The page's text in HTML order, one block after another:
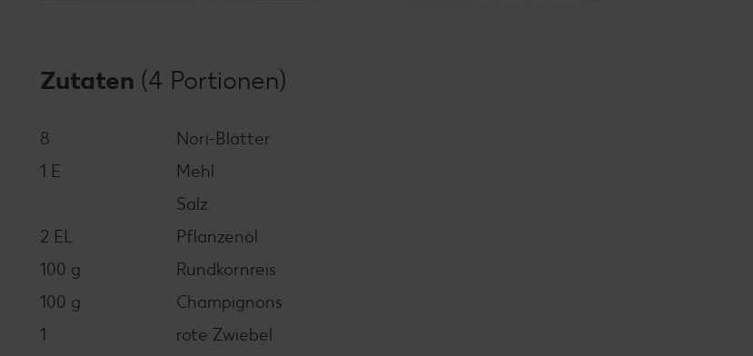
Zutaten (4 Portionen)
8
Nori-Blätter
1 E
Mehl
Salz
2 EL
Pflanzenöl
100 g
Rundkornreis
100 g
Champignons
1
rote Zwiebel